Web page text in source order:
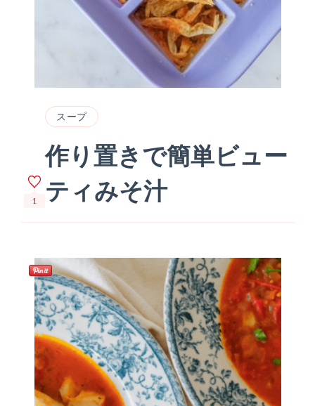
スープ
作り置きで簡単ビュー
ティみそ汁
1